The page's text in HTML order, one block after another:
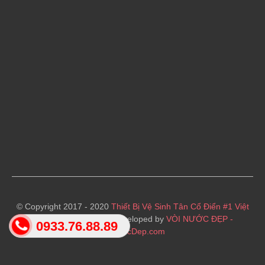
0933.76.88.89
© Copyright 2017 - 2020 Thiết Bị Vệ Sinh Tân Cổ Điển #1 Việt
· Designed and Developed by VÒI NƯỚC ĐẸP -
VoiNuocDep.com